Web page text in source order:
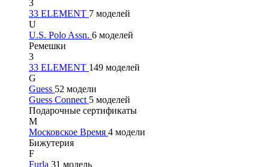
3
33 ELEMENT 7 моделей
U
U.S. Polo Assn. 6 моделей
Ремешки
3
33 ELEMENT 149 моделей
G
Guess 52 модели
Guess Connect 5 моделей
Подарочные сертификаты
М
Московское Время 4 модели
Бижутерия
F
Furla 31 модель